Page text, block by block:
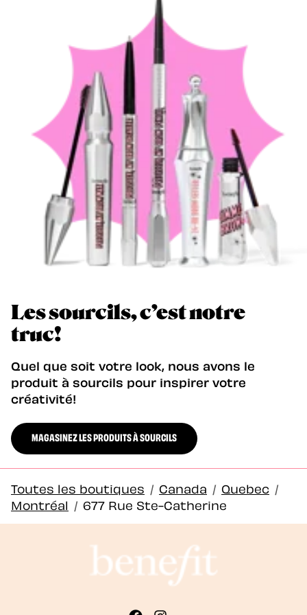
Les sourcils, c’est notre
truc!
Quel que soit votre look, nous avons le
produit à sourcils pour inspirer votre
créativité!
MAGASINEZ LES PRODUITS À SOURCILS
Toutes les boutiques / Canada / Quebec /
Montréal / 677 Rue Ste-Catherine